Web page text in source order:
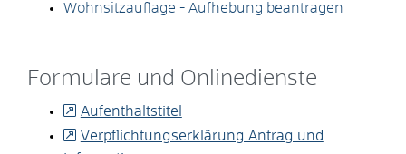
Wohnsitzauflage - Aufhebung beantragen
Formulare und Onlinedienste
Aufenthaltstitel
Verpflichtungserklärung Antrag und